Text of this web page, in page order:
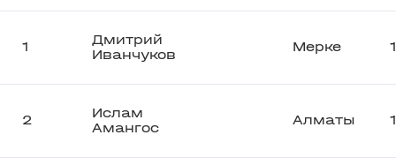
1
Дмитрий
Иванчуков
Мерке
2
Ислам
Амангос
Алматы